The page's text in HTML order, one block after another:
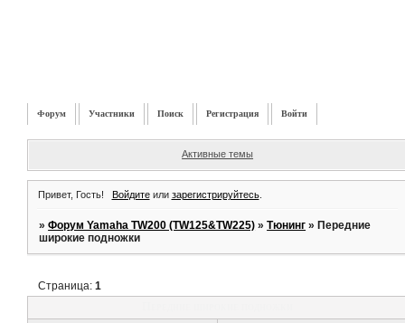
Форум Участники Поиск Регистрация Войти
Активные темы
Привет, Гость! Войдитеили зарегистрируйтесь.
»Форум Yamaha TW200 (TW125&TW225) »Тюнинг »Передние
широкие подножки
Страница:1